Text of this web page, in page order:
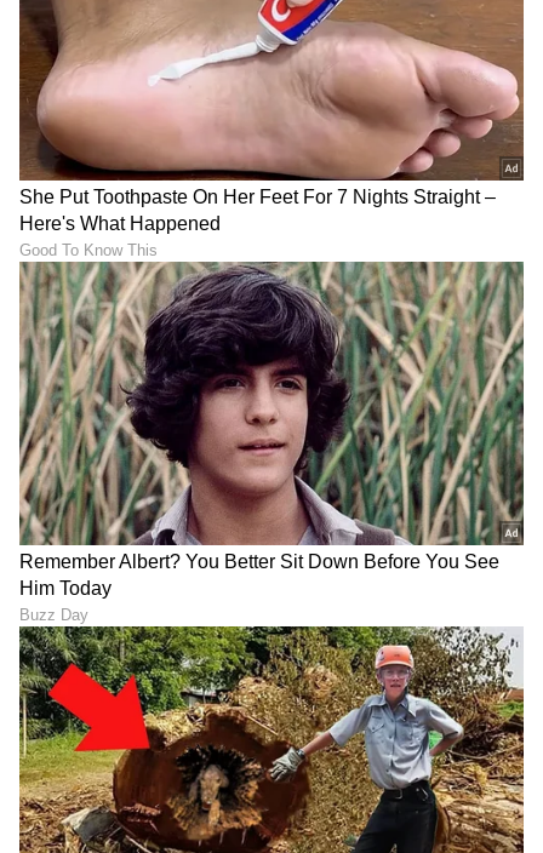
(1944) ನಂತಹ ಚಲನಚಿತ್ರಗಳಲ್ಲಿ ಕಾಣಿಸಿಕೊಂಡರು. ಆದರೆ,
ತಾನು ಅಹಿತಕರವಾದ ನಟನೆಯನ್ನು ಹೊಂದಿದ್ದೇನೆ ಮತ್ತು
ನಿರ್ದೇಶಕರ ಸೂಚನೆಗಳ ಪ್ರಕಾರ ಮೇಕಪ್ ಮಾಡುವುದು
ಮತ್ತು ನಗುವುದು ಅಥವಾ ಅಳುವುದು ತನಗೆ ಇಷ್ಟವಾಗಲಿಲ್ಲ
ಎಂದು ಅವರು ಹೇಳಿದ್ದರು.
LATEST VIDEOS
ABOUT THE AUTHOR
GK Gowthami K
ಒನ್ ಇಂಡಿಯಾ, ಡೈಲಿಹಂಟ್‌, ವಿಜಯ ಕರ್ನಾಟಕ ವೆಬ್‌, ಈಗ
ಏಷ್ಯಾನೆಟ್ ಕನ್ನಡ ಸೇರಿ 10 ವರ್ಷಗಳಿಂದಲೂ ಡಿಜಿಟಲ್
ಮಾಧ್ಯಮದಲ್ಲಿದ್ದೇನೆ. ಉಜಿರೆಯ ಎಸ್‌ಡಿಎಂನಲ್ಲಿ ಪತ್ರಿಕೋದ್ಯಮದಲ್ಲಿ
ಸ್ನಾತಕೋತ್ತರ ಪದವಿಯಾಗಿದೆ. ಸುಳ್ಯ ತಾಲೂಕಿನ ಕುಕ್ಕುಜಡ್ಕದವಳು.
ಉದ್ಯೋಗ, ರಾಜಕೀಯ, ದೇಶ-ವಿದೇಶ, ವಿಜ್ಞಾನ ಮತ್ತು ವಾಣಿಜ್ಯ,
ಸಿನೆಮಾವೆಂದರೆ ಹೆಚ್ಚು ಆಸಕ್ತಿ. ಹಿನ್ನೆಲೆ ಧ್ವನಿ ನೀಡುವುದು ಹವ್ಯಾಸ.
ಬಾಲಿವುಡ್